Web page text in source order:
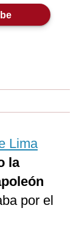
Lima
la
por el